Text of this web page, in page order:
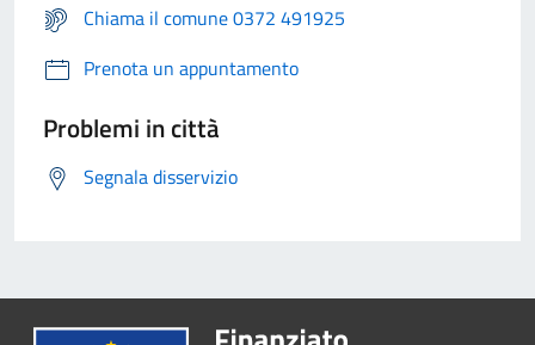
Chiama il comune 0372 491925
Prenota un appuntamento
Problemi in città
Segnala disservizio